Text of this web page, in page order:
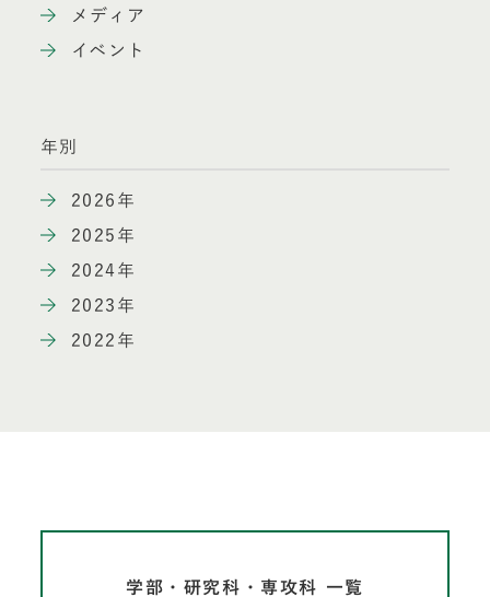
メディア
イベント
年別
2026年
2025年
2024年
2023年
2022年
学部・研究科・専攻科 一覧